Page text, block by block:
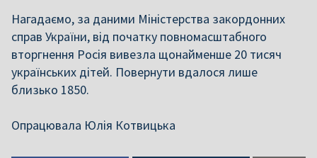
Нагадаємо, за даними Міністерства закордонних
справ України, від початку повномасштабного
вторгнення Росія вивезла щонайменше 20 тисяч
українських дітей. Повернути вдалося лише
близько 1850.
Опрацювала Юлія Котвицька